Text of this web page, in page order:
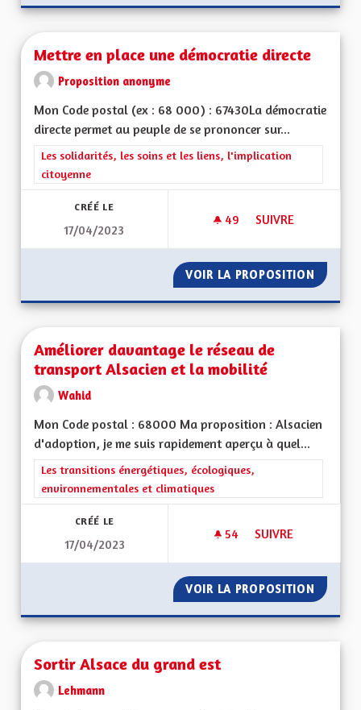
Mettre en place une démocratie directe
Proposition anonyme
Mon Code postal (ex : 68 000) : 67430La démocratie
directe permet au peuple de se prononcer sur...
Filtrer les résultats de la catégorie : Les solidarités, les soins
Les solidarités, les soins et les liens, l'implication
citoyenne
CRÉÉ LE
17/04/2023
49 49 ABONNÉS
SUIVRE
VOIR LA PROPOSITION
Améliorer davantage le réseau de
transport Alsacien et la mobilité
Wahid
Mon Code postal : 68000 Ma proposition : Alsacien
d'adoption, je me suis rapidement aperçu à quel...
Filtrer les résultats de la catégorie : Les transitions
Les transitions énergétiques, écologiques,
environnementales et climatiques
CRÉÉ LE
17/04/2023
54 54 ABONNÉS
SUIVRE
VOIR LA PROPOSITION
Sortir Alsace du grand est
Lehmann